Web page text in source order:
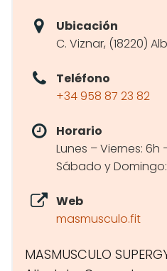
Ubicación
C. Viznar, (18220)
Teléfono
+34 958 87 23 82
Horario
Lunes – Viernes: 6h
Sábado y Domingo:
Web
masmusculo.fit
MASMUSCULO